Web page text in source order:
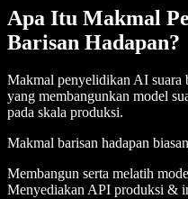
Apa Itu Makmal
Barisan Hadapan?
Makmal penyelidikan AI suara
yang membangunkan model
pada skala produksi.
Makmal barisan hadapan
Membangun serta melatih
Menyediakan API produksi &